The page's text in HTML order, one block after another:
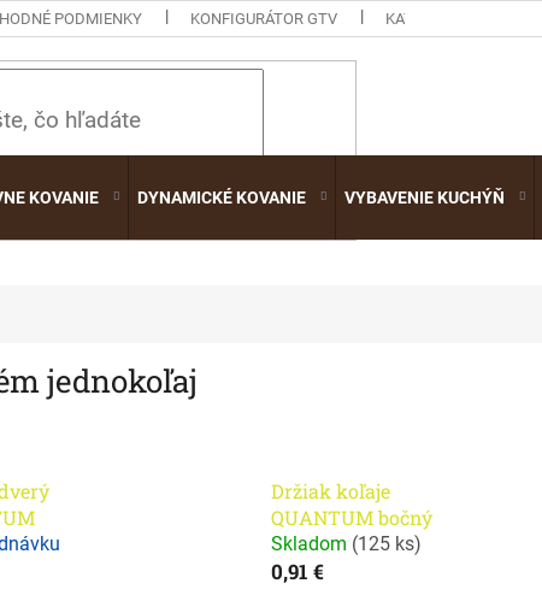
PODMIENKY KONFIGURÁTOR GTV KATALÓGY
KOVANIE DYNAMICKÉ KOVANIE VYBAVENIE KUCHÝŇ
jednokoľaj
Držiak koľaje
QUANTUM bočný
Skladom (125 ks)
0,91 €